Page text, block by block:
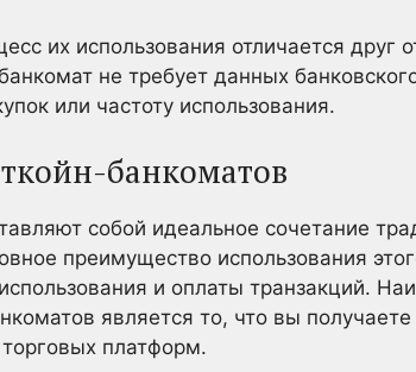
их использования отличается друг
не требует данных
или частоту использования.
банкоматов
собой идеальное сочетание
преимущество использования
и оплаты транзакций.
является то, что вы
платформ.